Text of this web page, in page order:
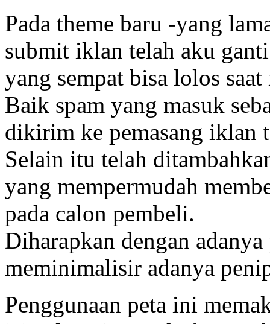
Pada theme baru -yang
submit iklan telah aku
yang sempat bisa lolos
Baik spam yang masuk
dikirim ke pemasang iklan
Selain itu telah
yang mempermudah
pada calon pembeli.
Diharapkan dengan
meminimalisir adanya
Penggunaan peta ini